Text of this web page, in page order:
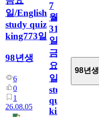
일/English
study quiz
king773일
98년생
6
0
1
26.08.05
7
월
31
일
금
요
일/English
study
quiz
king773
98년생